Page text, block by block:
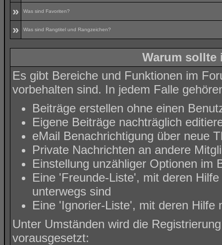
» Was sind Favoriten?
» Was sind Rangtitel und Rangzeichen?
Warum sollte
Es gibt Bereiche und Funktionen im
vorbehalten sind. In jedem Falle
Beiträge erstellen ohne einen
Eigene Beiträge nachträglich
eMail Benachrichtigung über neue
Private Nachrichten an andere
Einstellung unzähliger Optionen im
Eine 'Freunde-Liste', mit deren
unterwegs sind
Eine 'Ignorier-Liste', mit deren
Unter Umständen wird die
vorausgesetzt: